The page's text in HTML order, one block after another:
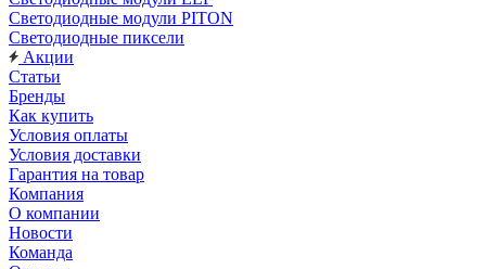
Светодиодные модули PITON
Светодиодные пиксели
Акции
Статьи
Бренды
Как купить
Условия оплаты
Условия доставки
Гарантия на товар
Компания
О компании
Новости
Команда